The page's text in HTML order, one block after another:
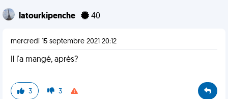
latourkipenche 40
mercredi 15 septembre 2021 20:12
Il l'a mangé, après?
3 3